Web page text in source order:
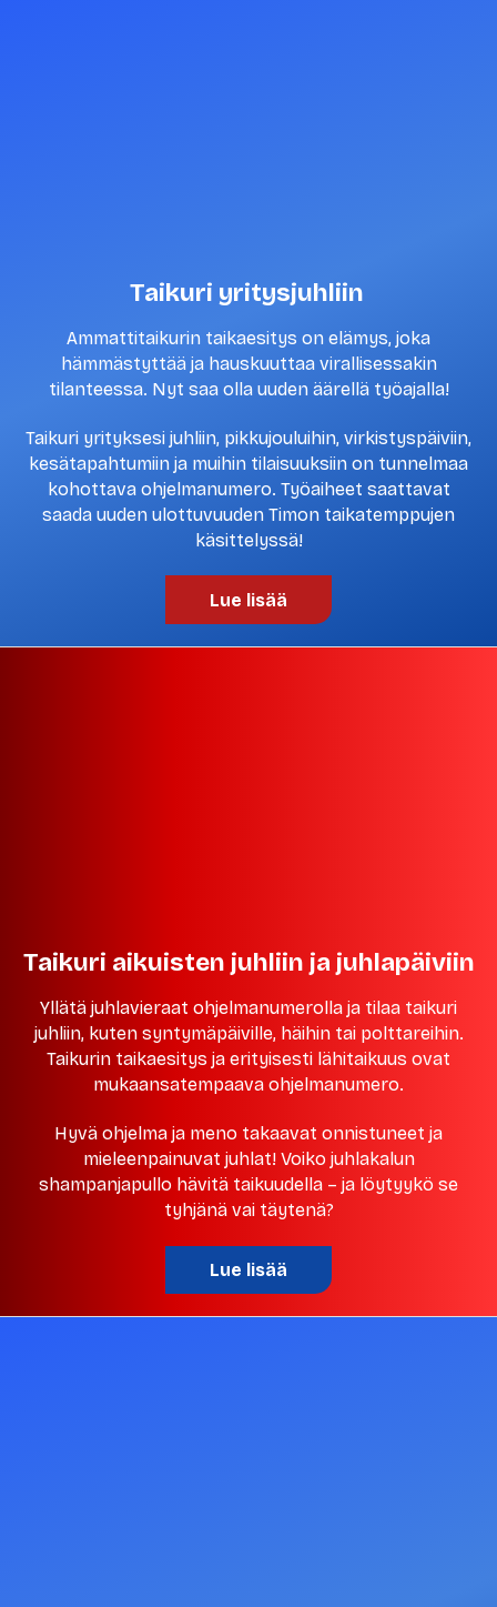
Taikuri yritysjuhliin
Ammattitaikurin taikaesitys on elämys, joka
hämmästyttää ja hauskuuttaa virallisessakin
tilanteessa. Nyt saa olla uuden äärellä työajalla!
Taikuri yrityksesi juhliin, pikkujouluihin, virkistyspäiviin,
kesätapahtumiin ja muihin tilaisuuksiin on tunnelmaa
kohottava ohjelmanumero. Työaiheet saattavat
saada uuden ulottuvuuden Timon taikatemppujen
käsittelyssä!
Lue lisää
Taikuri aikuisten juhliin ja juhlapäiviin
Yllätä juhlavieraat ohjelmanumerolla ja tilaa taikuri
juhliin, kuten syntymäpäiville, häihin tai polttareihin.
Taikurin taikaesitys ja erityisesti lähitaikuus ovat
mukaansatempaava ohjelmanumero.
Hyvä ohjelma ja meno takaavat onnistuneet ja
mieleenpainuvat juhlat! Voiko juhlakalun
shampanjapullo hävitä taikuudella – ja löytyykö se
tyhjänä vai täytenä?
Lue lisää